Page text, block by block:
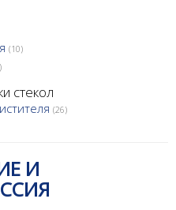
(10)
стекол
(26)
И